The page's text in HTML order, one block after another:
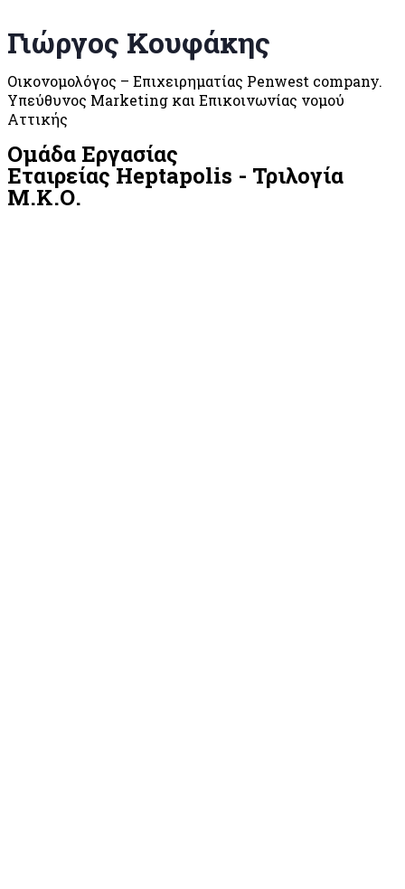
Γιώργος Κουφάκης
Οικονομολόγος – Επιχειρηματίας Penwest company.
Υπεύθυνος Μarketing και Επικοινωνίας νομού
Αττικής
Ομάδα Εργασίας
Εταιρείας Heptapolis - Τριλογία
Μ.Κ.Ο.